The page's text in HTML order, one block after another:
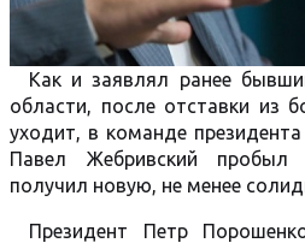
Как и заявлял ранее
области, после отставки из
уходит, в команде
Павел Жебривский
получил новую, не менее
Президент Петр